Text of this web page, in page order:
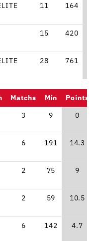
11 164
15 420
28 761
Matchs Min
Points
3 9 0
6 191 14.3
2 75 9
2 59 10.5
6 142 4.7